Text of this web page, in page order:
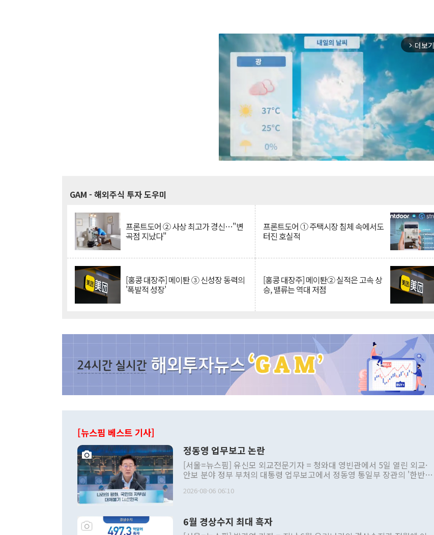
arrow_forward_ios 더보기
GAM - 해외주식 투자 도우미
프론트도어 ② 사상 최고가 경신…"변
곡점 지났다"
프론트도어 ① 주택시장 침체 속에서도
터진 호실적
[홍콩 대장주] 메이퇀 ③ 신성장 동력의
'폭발적 성장'
[홍콩 대장주] 메이퇀② 실적은 고속 상
승, 밸류는 역대 저점
[뉴스핌 베스트 기사]
정동영 업무보고 논란
[서울=뉴스핌] 유신모 외교전문기자 = 청와대 영빈관에서 5일 열린 외교·
안보 분야 정부 부처의 대통령 업무보고에서 정동영 통일부 장관의 '한반도
발언 중에는 정부 내 조율을 거치지 않은 사안을 정책으로 추진하겠다고 공
주의적 희망에 근거한 비현실적 구상'이라는 비판을 내놨다. 그동안 정 장
2026-08-06 06:10
6월 경상수지 최대 흑자